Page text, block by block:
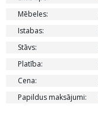
Mēbeles:
Istabas:
Stāvs:
Platība:
Cena:
Papildus maksājumi: